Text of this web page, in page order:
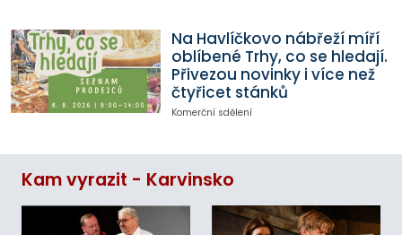
Na Havlíčkovo nábřeží míří
oblíbené Trhy, co se hledají.
Přivezou novinky i více než
čtyřicet stánků
Komerční sdělení
Kam vyrazit - Karvinsko